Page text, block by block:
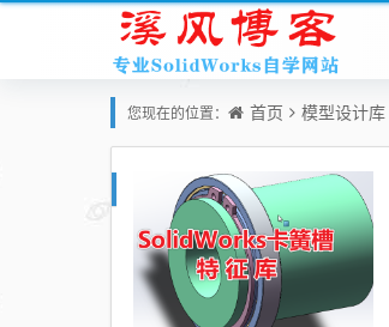
您现在的位置： 首页 模型设计库